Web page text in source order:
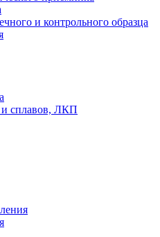
и контрольного образца
и сплавов, ЛКП